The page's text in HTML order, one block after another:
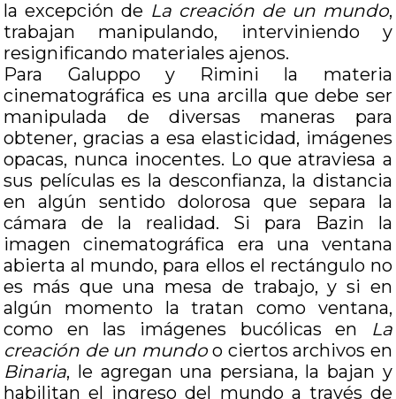
la excepción de La creación de un mundo,
trabajan manipulando, interviniendo y
resignificando materiales ajenos.
Para Galuppo y Rimini la materia
cinematográfica es una arcilla que debe ser
manipulada de diversas maneras para
obtener, gracias a esa elasticidad, imágenes
opacas, nunca inocentes. Lo que atraviesa a
sus películas es la desconfianza, la distancia
en algún sentido dolorosa que separa la
cámara de la realidad. Si para Bazin la
imagen cinematográfica era una ventana
abierta al mundo, para ellos el rectángulo no
es más que una mesa de trabajo, y si en
algún momento la tratan como ventana,
como en las imágenes bucólicas en
La
creación de un mundoo ciertos archivos en
Binaria, le agregan una persiana, la bajan y
habilitan el ingreso del mundo a través de